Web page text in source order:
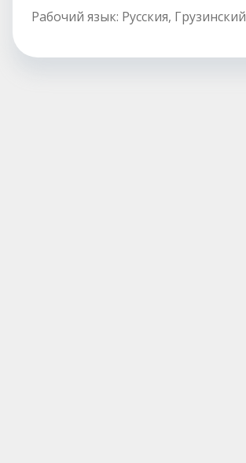
Рабочий язык: Русския, Грузинский